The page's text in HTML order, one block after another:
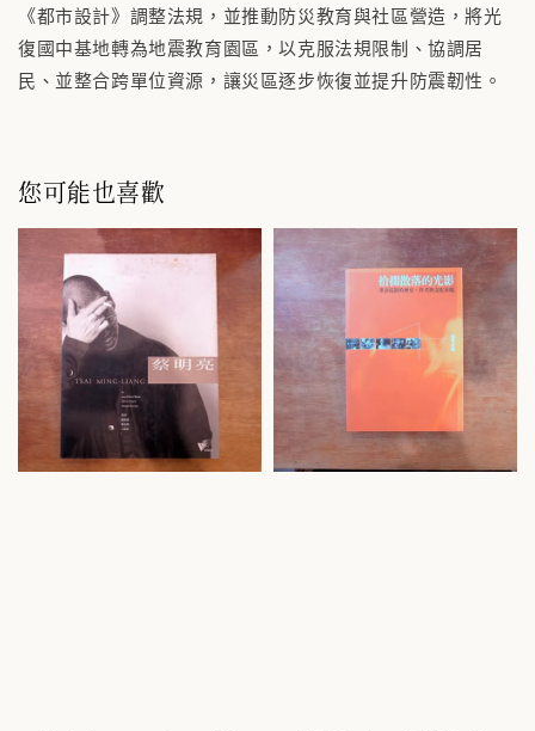
《都市設計》調整法規，並推動防災教育與社區營造，將光
復國中基地轉為地震教育園區，以克服法規限制、協調居
民、並整合跨單位資源，讓災區逐步恢復並提升防震韌性。
您可能也喜歡